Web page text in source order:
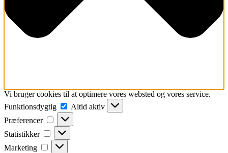
Vi bruger cookies til at optimere vores websted og vores service.
Funktionsdygtig
Funktionsdygtig
Altid aktiv
Præferencer
Præferencer
Statistikker Statistikker
Marketing Marketing